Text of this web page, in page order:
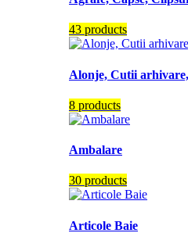
43 products
Alonje, Cutii
8 products
Ambalare
30 products
Articole Baie